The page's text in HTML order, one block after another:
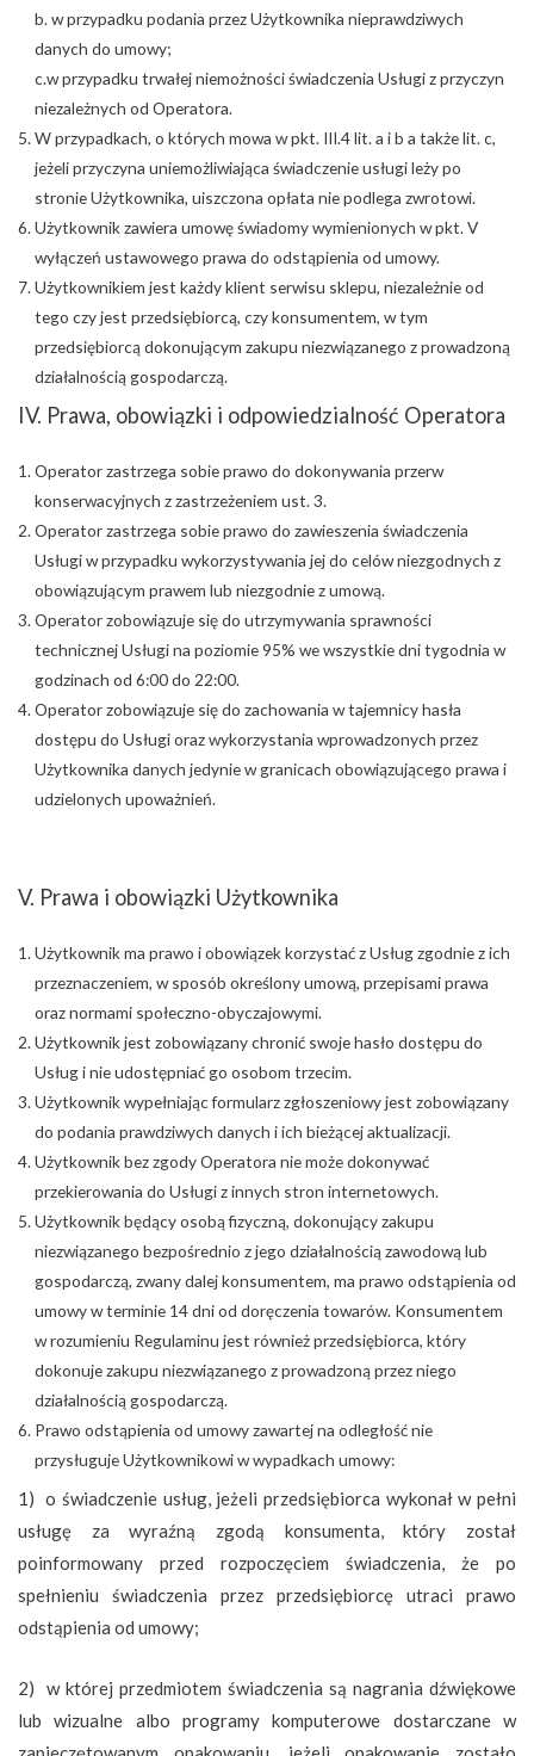
b. w przypadku podania przez Użytkownika nieprawdziwych
danych do umowy;
c.w przypadku trwałej niemożności świadczenia Usługi z przyczyn
niezależnych od Operatora.
W przypadkach, o których mowa w pkt. III.4 lit. a i b a także lit. c,
jeżeli przyczyna uniemożliwiająca świadczenie usługi leży po
stronie Użytkownika, uiszczona opłata nie podlega zwrotowi.
Użytkownik zawiera umowę świadomy wymienionych w pkt. V
wyłączeń ustawowego prawa do odstąpienia od umowy.
Użytkownikiem jest każdy klient serwisu sklepu, niezależnie od
tego czy jest przedsiębiorcą, czy konsumentem, w tym
przedsiębiorcą dokonującym zakupu niezwiązanego z prowadzoną
działalnością gospodarczą.
IV. Prawa, obowiązki i odpowiedzialność Operatora
Operator zastrzega sobie prawo do dokonywania przerw
konserwacyjnych z zastrzeżeniem ust. 3.
Operator zastrzega sobie prawo do zawieszenia świadczenia
Usługi w przypadku wykorzystywania jej do celów niezgodnych z
obowiązującym prawem lub niezgodnie z umową.
Operator zobowiązuje się do utrzymywania sprawności
technicznej Usługi na poziomie 95% we wszystkie dni tygodnia w
godzinach od 6:00 do 22:00.
Operator zobowiązuje się do zachowania w tajemnicy hasła
dostępu do Usługi oraz wykorzystania wprowadzonych przez
Użytkownika danych jedynie w granicach obowiązującego prawa i
udzielonych upoważnień.
V. Prawa i obowiązki Użytkownika
Użytkownik ma prawo i obowiązek korzystać z Usług zgodnie z ich
przeznaczeniem, w sposób określony umową, przepisami prawa
oraz normami społeczno-obyczajowymi.
Użytkownik jest zobowiązany chronić swoje hasło dostępu do
Usług i nie udostępniać go osobom trzecim.
Użytkownik wypełniając formularz zgłoszeniowy jest zobowiązany
do podania prawdziwych danych i ich bieżącej aktualizacji.
Użytkownik bez zgody Operatora nie może dokonywać
przekierowania do Usługi z innych stron internetowych.
Użytkownik będący osobą fizyczną, dokonujący zakupu
niezwiązanego bezpośrednio z jego działalnością zawodową lub
gospodarczą, zwany dalej konsumentem, ma prawo odstąpienia od
umowy w terminie 14 dni od doręczenia towarów. Konsumentem
w rozumieniu Regulaminu jest również przedsiębiorca, który
dokonuje zakupu niezwiązanego z prowadzoną przez niego
działalnością gospodarczą.
Prawo odstąpienia od umowy zawartej na odległość nie
przysługuje Użytkownikowi w wypadkach umowy:
1) o świadczenie usług, jeżeli przedsiębiorca wykonał w pełni
usługę za wyraźną zgodą konsumenta, który został
poinformowany przed rozpoczęciem świadczenia, że po
spełnieniu świadczenia przez przedsiębiorcę utraci prawo
odstąpienia od umowy;
2) w której przedmiotem świadczenia są nagrania dźwiękowe
lub wizualne albo programy komputerowe dostarczane w